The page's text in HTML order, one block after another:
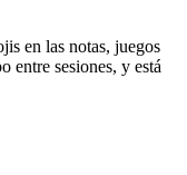
en las notas, juegos
entre sesiones, y está